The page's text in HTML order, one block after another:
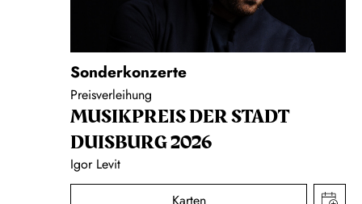
Sonderkonzerte
Preisverleihung
MUSIK­PREIS DER STADT
DUISBURG 2026
Igor Levit
Karten